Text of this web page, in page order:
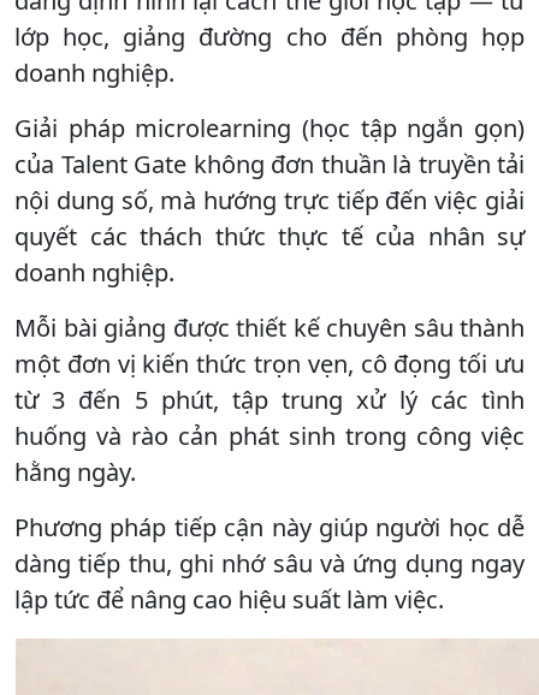
lớp học, giảng đường cho đến phòng họp
doanh nghiệp.
Giải pháp microlearning (học tập ngắn gọn)
của Talent Gate không đơn thuần là truyền tải
nội dung số, mà hướng trực tiếp đến việc giải
quyết các thách thức thực tế của nhân sự
doanh nghiệp.
Mỗi bài giảng được thiết kế chuyên sâu thành
một đơn vị kiến thức trọn vẹn, cô đọng tối ưu
từ 3 đến 5 phút, tập trung xử lý các tình
huống và rào cản phát sinh trong công việc
hằng ngày.
Phương pháp tiếp cận này giúp người học dễ
dàng tiếp thu, ghi nhớ sâu và ứng dụng ngay
lập tức để nâng cao hiệu suất làm việc.